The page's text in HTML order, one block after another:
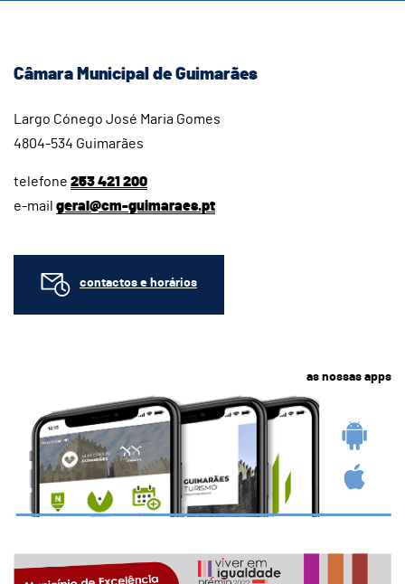
Câmara Municipal de Guimarães
Largo Cónego José Maria Gomes
4804-534 Guimarães
telefone 253 421 200
e-mail geral@cm-guimaraes.pt
contactos e horários
as nossas apps